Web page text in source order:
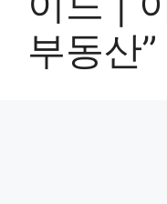
부동산”